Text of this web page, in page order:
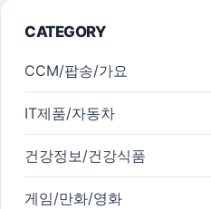
CATEGORY
CCM/팝송/가요
IT제품/자동차
건강정보/건강식품
게임/만화/영화